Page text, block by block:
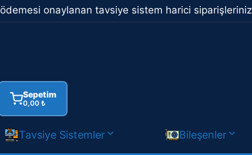
onaylanan tavsiye sistem harici
Sepetim
0,00 ₺
Tavsiye Sistemler Bileşenler